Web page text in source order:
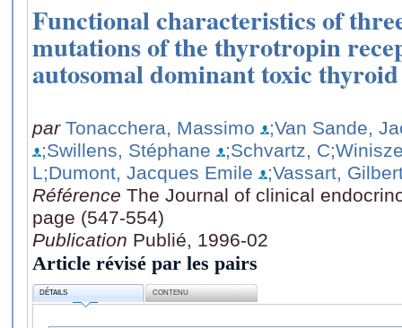
Functional characteristics of
mutations of the thyrotropin
autosomal dominant toxic
par Tonacchera, Massimo
;Van Sande,
;Swillens, Stéphane
;Schvartz, C
L;Dumont, Jacques Emile
;Vassart,
Référence The Journal of clinical
page (547-554)
Publication Publié, 1996-02
Article révisé par les pairs
DÉTAILS CONTENU